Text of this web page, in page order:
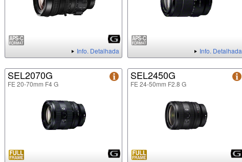
Info. Detalhada Info. Detalhada
SEL2070G
FE 20-70mm F4 G
SEL2450G
FE 24-50mm F2.8 G